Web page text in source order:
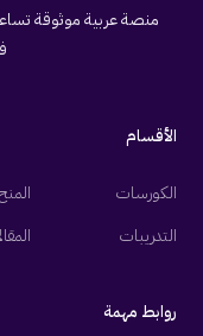
منصة عربية موثوقة
الأقسام
الكورسات
التدريبات
روابط مهمة